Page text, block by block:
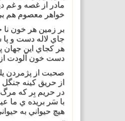
مادر از غصه و غم
خواهر معصوم هم
بر زمين هر خون نا
جاي لاله دست و پا
هر كجاي اين جهان
دست خون آلودت از
صحبت از پژمردن
از حريق كينه جنگل
در حريم بِر كه
با سَر بريده ي ما
هيچ حيواني به